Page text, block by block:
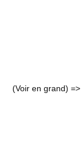
(Voir en grand) =>